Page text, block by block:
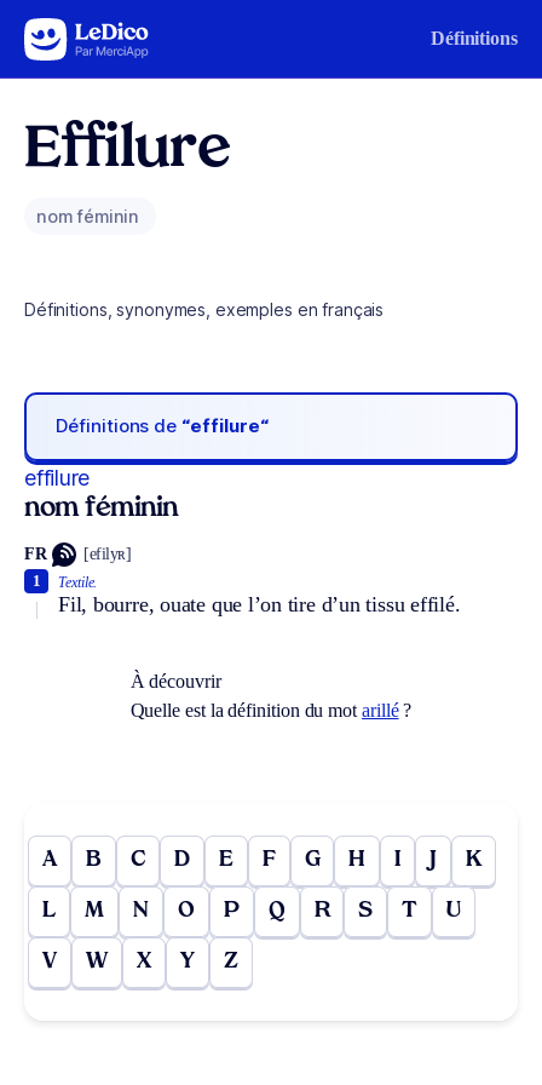
Aller au contenu Définitions
Effilure
nom féminin
Définitions, synonymes, exemples en français
Définitions de “effilure“
effilure
nom féminin
FR [efilyʀ]
Textile.
Fil, bourre, ouate que l’on tire d’un tissu effilé.
1
À découvrir
Quelle est la définition du motarillé?
A B C D E F G H I J K
L M N O P Q R S T U
V W X Y Z